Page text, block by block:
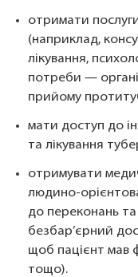
отримати
(наприклад,
лікування,
потреби —
прийому
мати доступ до
та лікування
отримувати
людино-
до переконань та
безбар’єрний
щоб пацієнт мав
тощо).